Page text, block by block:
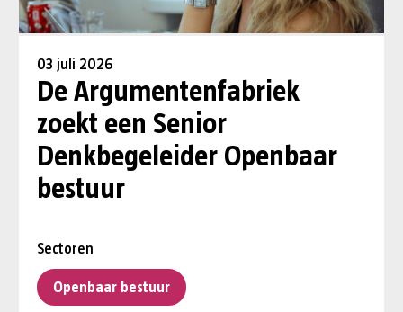
03 juli 2026
De Argumentenfabriek
zoekt een Senior
Denkbegeleider Openbaar
bestuur
Sectoren
Openbaar bestuur